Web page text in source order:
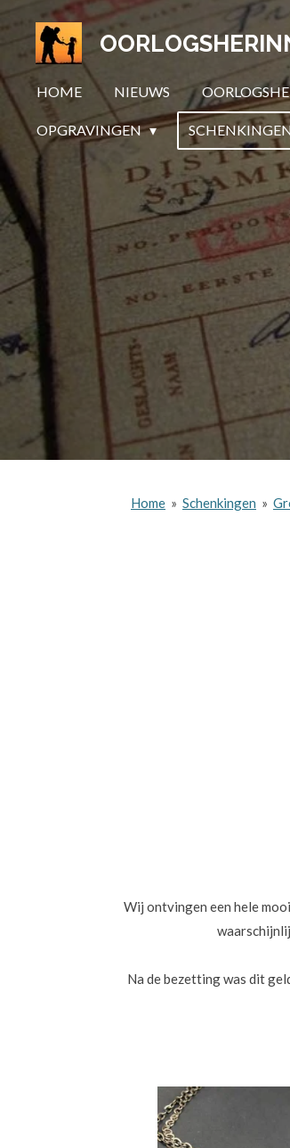
direct
de
hoofdinhoud
HOME NIEUWS
OPGRAVINGEN
Home » Schenkingen »
Wij ontvingen een hele
Na de bezetting was dit